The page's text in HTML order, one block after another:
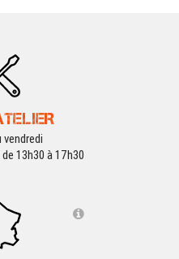
vendredi
13h30 à 17h30